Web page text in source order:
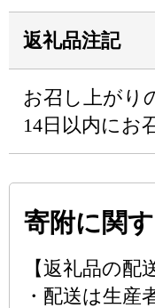
返礼品注記
お召し上がり
14日以内にお
寄附に関
【返礼品の配
・配送は生産